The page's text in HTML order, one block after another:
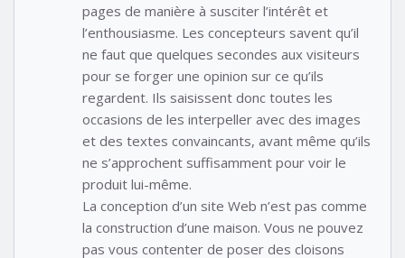
pages de manière à susciter l’intérêt et
l’enthousiasme. Les concepteurs savent qu’il
ne faut que quelques secondes aux visiteurs
pour se forger une opinion sur ce qu’ils
regardent. Ils saisissent donc toutes les
occasions de les interpeller avec des images
et des textes convaincants, avant même qu’ils
ne s’approchent suffisamment pour voir le
produit lui-même.
La conception d’un site Web n’est pas comme
la construction d’une maison. Vous ne pouvez
pas vous contenter de poser des cloisons